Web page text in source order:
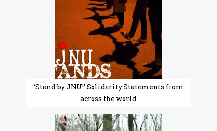
‘Stand by JNU!’ Solidarity Statements from
across the world